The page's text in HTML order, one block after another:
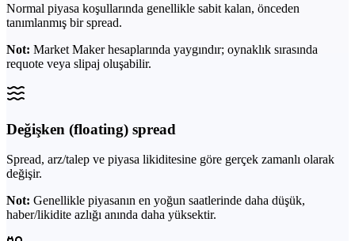
Normal piyasa koşullarında genellikle sabit kalan, önceden
tanımlanmış bir spread.
Not: Market Maker hesaplarında yaygındır; oynaklık sırasında
requote veya slipaj oluşabilir.
Değişken (floating) spread
Spread, arz/talep ve piyasa likiditesine göre gerçek zamanlı olarak
değişir.
Not: Genellikle piyasanın en yoğun saatlerinde daha düşük,
haber/likidite azlığı anında daha yüksektir.